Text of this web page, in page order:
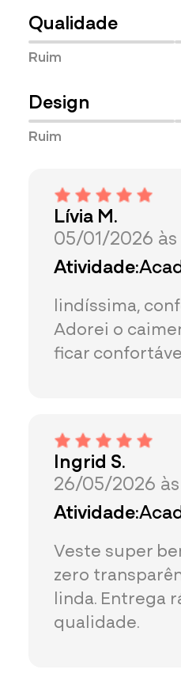
Qualidade
Ruim
Design
Ruim
Lívia M.
05/01/2026 às
Atividade:
lindíssima,
Adorei o
ficar
Ingrid S.
26/05/2026
Atividade:
Veste super
zero
linda. Entrega
qualidade.